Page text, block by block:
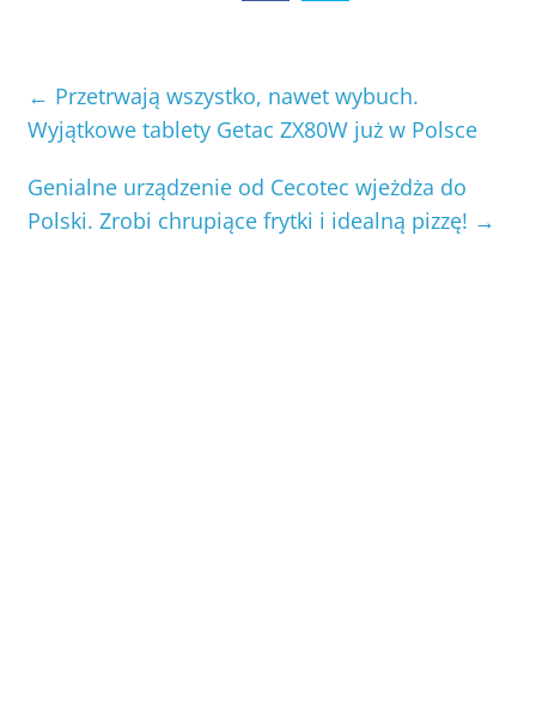
← Przetrwają wszystko, nawet wybuch.
Wyjątkowe tablety Getac ZX80W już w Polsce
Genialne urządzenie od Cecotec wjeżdża do
Polski. Zrobi chrupiące frytki i idealną pizzę! →